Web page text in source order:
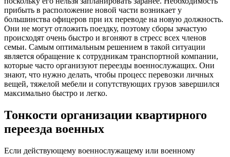
прибыть в расположение новой части возникает у
большинства офицеров при их переводе на новую должность.
Они не могут отложить поездку, поэтому сборы зачастую
происходят очень быстро и вгоняют в стресс всех членов
семьи. Самым оптимальным решением в такой ситуации
является обращение к сотрудникам транспортной компании,
которые часто организуют переезды военнослужащих. Они
знают, что нужно делать, чтобы процесс перевозки личных
вещей, тяжелой мебели и сопутствующих грузов завершился
максимально быстро и легко.
Тонкости организации квартирного
переезда военных
Если действующему военнослужащему или военному